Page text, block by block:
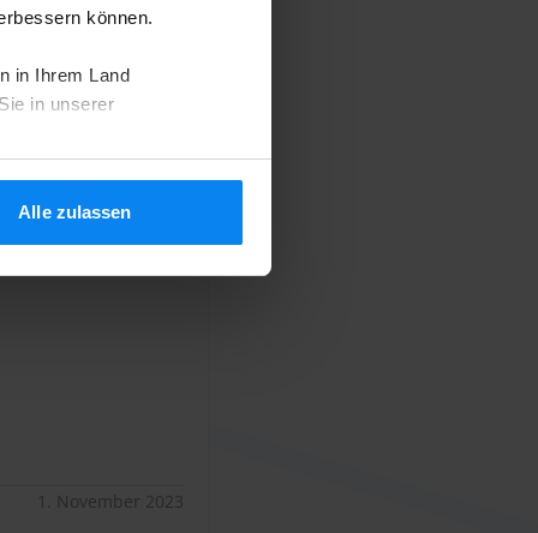
können.
in Ihrem Land
in unserer
Alle zulassen
1. November 2023